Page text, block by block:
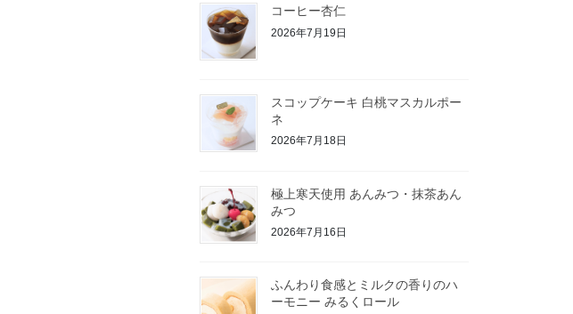
コーヒー杏仁
2026年7月19日
スコップケーキ 白桃マスカルポー
ネ
2026年7月18日
極上寒天使用 あんみつ・抹茶あん
みつ
2026年7月16日
ふんわり食感とミルクの香りのハ
ーモニー みるくロール